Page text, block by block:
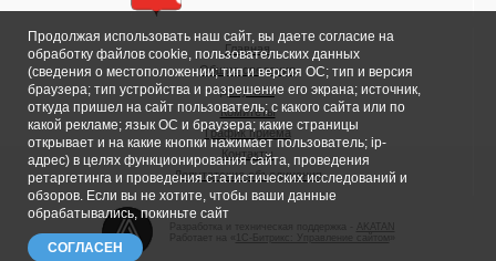
Главная
Общие сведения
Депутаты
Комитеты
График приема
Контакты
Депутатские объединения
1С-Битрикс: Управление сайтом
Продолжая использовать наш сайт, вы даете согласие на
обработку файлов cookie, пользовательских данных
(сведения о местоположении; тип и версия ОС; тип и версия
браузера; тип устройства и разрешение его экрана; источник,
откуда пришел на сайт пользователь; с какого сайта или по
какой рекламе; язык ОС и браузера; какие страницы
открывает и на какие кнопки нажимает пользователь; ip-
адрес) в целях функционирования сайта, проведения
ретаргетинга и проведения статистических исследований и
обзоров. Если вы не хотите, чтобы ваши данные
обрабатывались, покиньте сайт
СОГЛАСЕН